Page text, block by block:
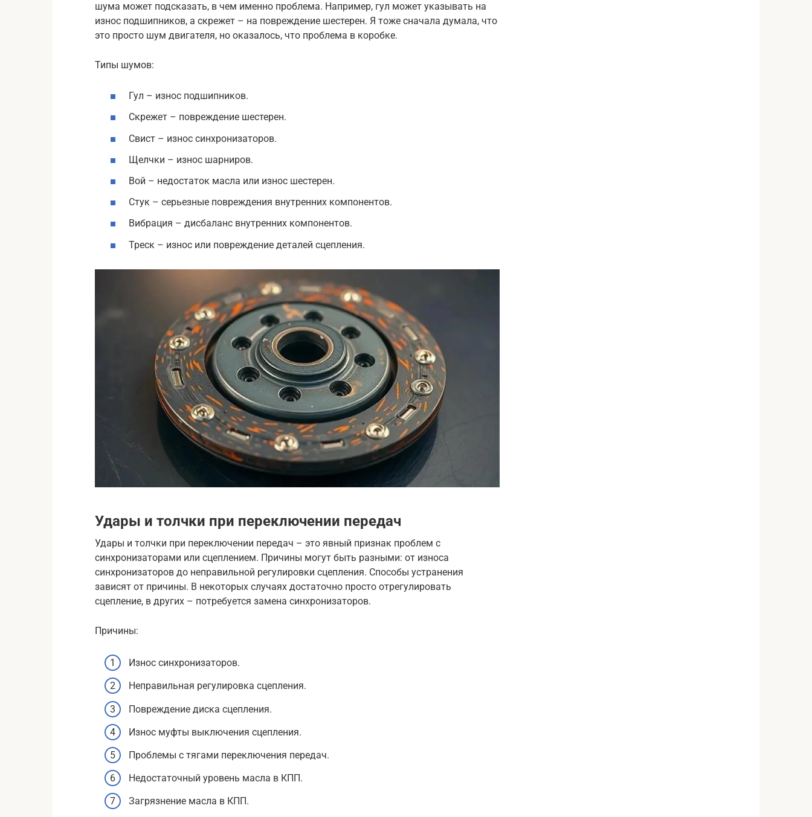
шума может подсказать, в чем именно проблема. Например, гул может указывать на
износ подшипников, а скрежет – на повреждение шестерен. Я тоже сначала думала, что
это просто шум двигателя, но оказалось, что проблема в коробке.
Типы шумов:
Гул – износ подшипников.
Скрежет – повреждение шестерен.
Свист – износ синхронизаторов.
Щелчки – износ шарниров.
Вой – недостаток масла или износ шестерен.
Стук – серьезные повреждения внутренних компонентов.
Вибрация – дисбаланс внутренних компонентов.
Треск – износ или повреждение деталей сцепления.
Удары и толчки при переключении передач
Удары и толчки при переключении передач – это явный признак проблем с
синхронизаторами или сцеплением. Причины могут быть разными: от износа
синхронизаторов до неправильной регулировки сцепления. Способы устранения
зависят от причины. В некоторых случаях достаточно просто отрегулировать
сцепление, в других – потребуется замена синхронизаторов.
Причины:
Износ синхронизаторов.
Неправильная регулировка сцепления.
Повреждение диска сцепления.
Износ муфты выключения сцепления.
Проблемы с тягами переключения передач.
Недостаточный уровень масла в КПП.
Загрязнение масла в КПП.